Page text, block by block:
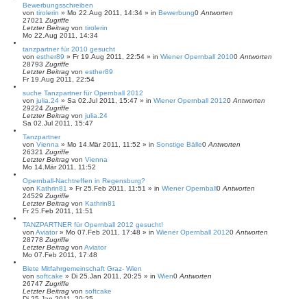
Bewerbungsschreiben
von tirolerin » Mo 22.Aug 2011, 14:34 » in Bewerbung0 Antworten
27021 Zugriffe
Letzter Beitrag von tirolerin
Mo 22.Aug 2011, 14:34
tanzpartner für 2010 gesucht
von esther89 » Fr 19.Aug 2011, 22:54 » in Wiener Opernball 20100 Antworten
28793 Zugriffe
Letzter Beitrag von esther89
Fr 19.Aug 2011, 22:54
suche Tanzpartner für Opernball 2012
von julia.24 » Sa 02.Jul 2011, 15:47 » in Wiener Opernball 20120 Antworten
29224 Zugriffe
Letzter Beitrag von julia.24
Sa 02.Jul 2011, 15:47
Tanzpartner
von Vienna » Mo 14.Mär 2011, 11:52 » in Sonstige Bälle0 Antworten
26321 Zugriffe
Letzter Beitrag von Vienna
Mo 14.Mär 2011, 11:52
Opernball-Nachtreffen in Regensburg?
von Kathrin81 » Fr 25.Feb 2011, 11:51 » in Wiener Opernball0 Antworten
24529 Zugriffe
Letzter Beitrag von Kathrin81
Fr 25.Feb 2011, 11:51
TANZPARTNER für Opernball 2012 gesucht!
von Aviator» Mo 07.Feb 2011, 17:48 » in Wiener Opernball 20120 Antworten
28778 Zugriffe
Letzter Beitrag von Aviator
Mo 07.Feb 2011, 17:48
Biete Mitfahrgemeinschaft Graz- Wien
von softcake » Di 25.Jan 2011, 20:25 » in Wien0 Antworten
26747 Zugriffe
Letzter Beitrag von softcake